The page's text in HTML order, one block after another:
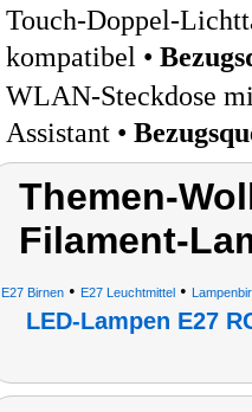
Touch-Doppel-
kompatibel •
WLAN-Steckdose
Assistant •
Themen-
Filament-
E27 Birnen • E27 Leuchtmittel •
LED-Lampen E27